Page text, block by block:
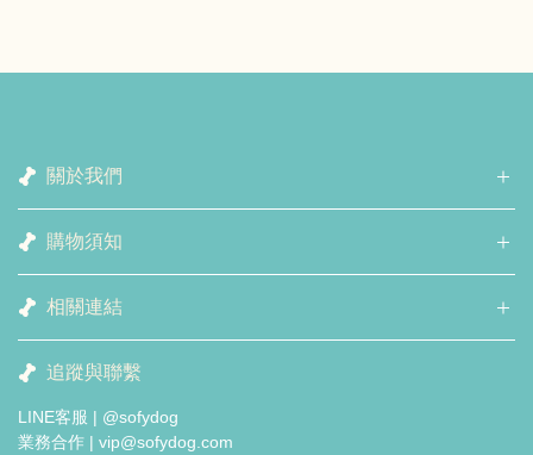
關於我們
購物須知
相關連結
追蹤與聯繫
LINE客服 | @sofydog
業務合作 | vip@sofydog.com